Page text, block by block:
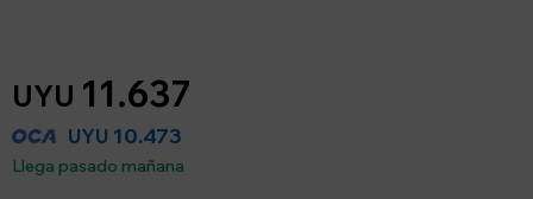
UYU 11.637
UYU 10.473
Llega pasado mañana